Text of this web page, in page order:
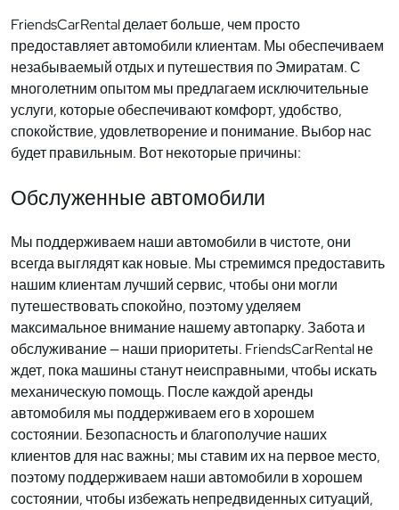
FriendsCarRental делает больше, чем просто
предоставляет автомобили клиентам. Мы обеспечиваем
незабываемый отдых и путешествия по Эмиратам. С
многолетним опытом мы предлагаем исключительные
услуги, которые обеспечивают комфорт, удобство,
спокойствие, удовлетворение и понимание. Выбор нас
будет правильным. Вот некоторые причины:
Обслуженные автомобили
Мы поддерживаем наши автомобили в чистоте, они
всегда выглядят как новые. Мы стремимся предоставить
нашим клиентам лучший сервис, чтобы они могли
путешествовать спокойно, поэтому уделяем
максимальное внимание нашему автопарку. Забота и
обслуживание — наши приоритеты. FriendsCarRental не
ждет, пока машины станут неисправными, чтобы искать
механическую помощь. После каждой аренды
автомобиля мы поддерживаем его в хорошем
состоянии. Безопасность и благополучие наших
клиентов для нас важны; мы ставим их на первое место,
поэтому поддерживаем наши автомобили в хорошем
состоянии, чтобы избежать непредвиденных ситуаций,